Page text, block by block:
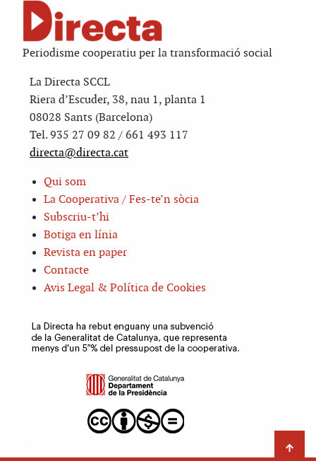
Periodisme cooperatiu per la transformació social
La Directa SCCL
Riera d’Escuder, 38, nau 1, planta 1
08028 Sants (Barcelona)
Tel. 935 27 09 82 / 661 493 117
directa@directa.cat
Qui som
La Cooperativa / Fes-te’n sòcia
Subscriu-t’hi
Botiga en línia
Revista en paper
Contacte
Avis Legal & Política de Cookies